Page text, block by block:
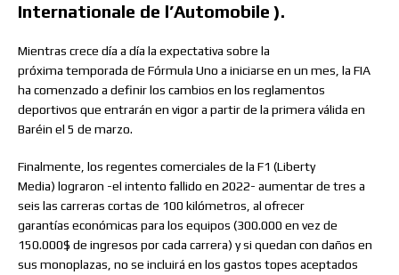
Internationale de l’Automobile ).
Mientras crece día a día la expectativa sobre la
próxima temporada de Fórmula Uno a iniciarse en un mes, la FIA
ha comenzado a definir los cambios en los reglamentos
deportivos que entrarán en vigor a partir de la primera válida en
Baréin el 5 de marzo.
Finalmente, los regentes comerciales de la F1 (Liberty
Media) lograron -el intento fallido en 2022- aumentar de tres a
seis las carreras cortas de 100 kilómetros, al ofrecer
garantías económicas para los equipos (300.000 en vez de
150.000$ de ingresos por cada carrera) y si quedan con daños en
sus monoplazas, no se incluirá en los gastos topes aceptados